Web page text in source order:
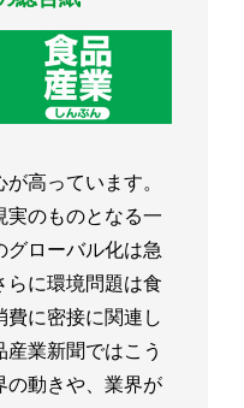
高っています。
実のものとなる一
ローバル化は急
らに環境問題は食
に密接に関連し
業新聞ではこう
の動きや、業界が